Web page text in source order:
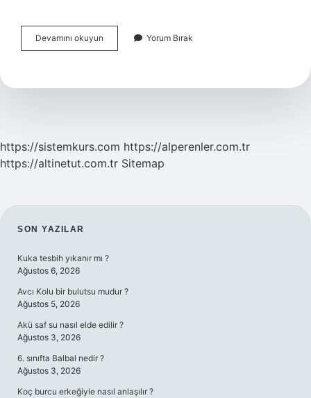
Devamını okuyun
Ayar
Gram
Yorum Bırak
https://sistemkurs.com https://alperenler.com.tr
https://altinetut.com.tr Sitemap
SIDEBAR
SON YAZILAR
Kuka tesbih yıkanır mı ?
Ağustos 6, 2026
Avcı Kolu bir bulutsu mudur ?
Ağustos 5, 2026
Akü saf su nasıl elde edilir ?
Ağustos 3, 2026
6. sınıfta Balbal nedir ?
Ağustos 3, 2026
Koç burcu erkeğiyle nasıl anlaşılır ?